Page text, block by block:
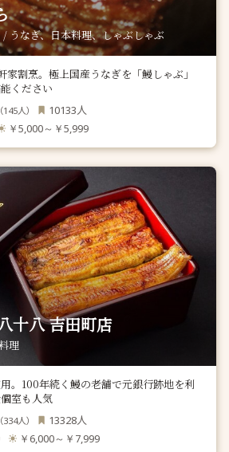
うなぎ、日本料理、しゃぶしゃぶ
割烹。極上国産うなぎを「鰻しゃぶ」
ください
（145人） 10133人
￥5,000～￥5,999
十八 吉田町店
理
。100年続く鰻の老舗で元銀行跡地を利
室も人気
（334人） 13328人
￥6,000～￥7,999